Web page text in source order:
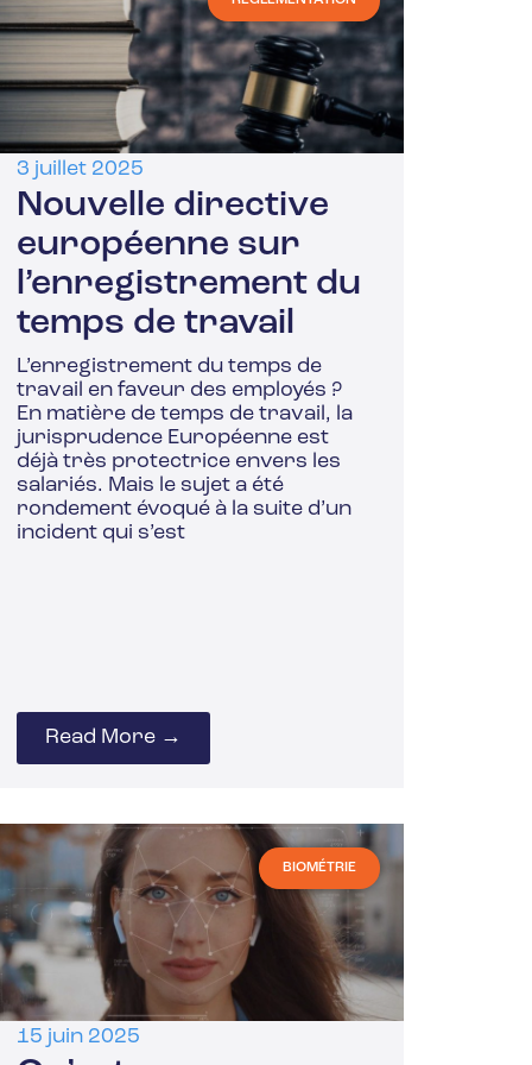
3 juillet 2025
Nouvelle directive
européenne sur
l’enregistrement du
temps de travail
L’enregistrement du temps de
travail en faveur des employés ?
En matière de temps de travail, la
jurisprudence Européenne est
déjà très protectrice envers les
salariés. Mais le sujet a été
rondement évoqué à la suite d’un
incident qui s’est
Read More →
BIOMÉTRIE
15 juin 2025